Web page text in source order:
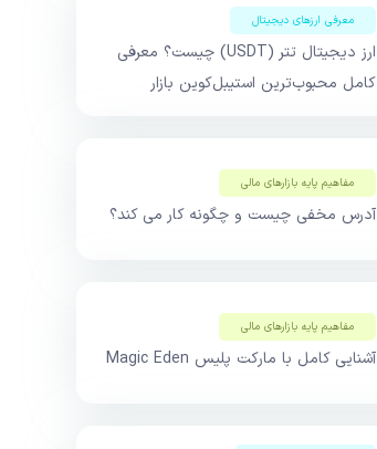
معرفی ارزهای دیجیتال
ارز دیجیتال تتر (USDT) چیست؟ معرفی
کامل محبوب‌ترین استیبل‌کوین بازار
مفاهیم پایه بازار‌های مالی
آدرس مخفی چیست و چگونه کار می کند؟
مفاهیم پایه بازار‌های مالی
آشنایی کامل با مارکت پلیس Magic Eden